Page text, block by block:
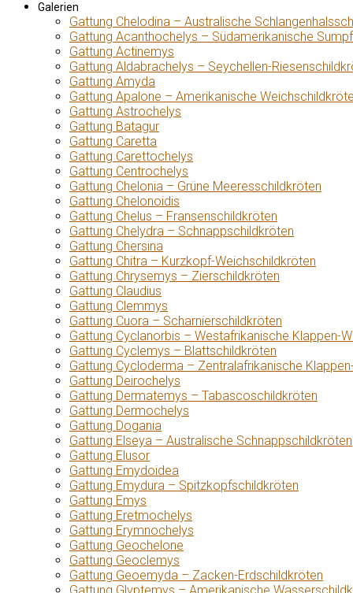
Galerien
Gattung Chelodina – Australische
Gattung Acanthochelys – Südamerikanische
Gattung Actinemys
Gattung Aldabrachelys – Seychellen-
Gattung Amyda
Gattung Apalone – Amerikanische
Gattung Astrochelys
Gattung Batagur
Gattung Caretta
Gattung Carettochelys
Gattung Centrochelys
Gattung Chelonia – Grüne Meeresschildkröten
Gattung Chelonoidis
Gattung Chelus – Fransenschildkröten
Gattung Chelydra – Schnappschildkröten
Gattung Chersina
Gattung Chitra – Kurzkopf-Weichschildkröten
Gattung Chrysemys – Zierschildkröten
Gattung Claudius
Gattung Clemmys
Gattung Cuora – Scharnierschildkröten
Gattung Cyclanorbis – Westafrikanische Klappen-
Gattung Cyclemys – Blattschildkröten
Gattung Cycloderma – Zentralafrikanische
Gattung Deirochelys
Gattung Dermatemys – Tabascoschildkröten
Gattung Dermochelys
Gattung Dogania
Gattung Elseya – Australische Schnappschildkröten
Gattung Elusor
Gattung Emydoidea
Gattung Emydura – Spitzkopfschildkröten
Gattung Emys
Gattung Eretmochelys
Gattung Erymnochelys
Gattung Geochelone
Gattung Geoclemys
Gattung Geoemyda – Zacken-Erdschildkröten